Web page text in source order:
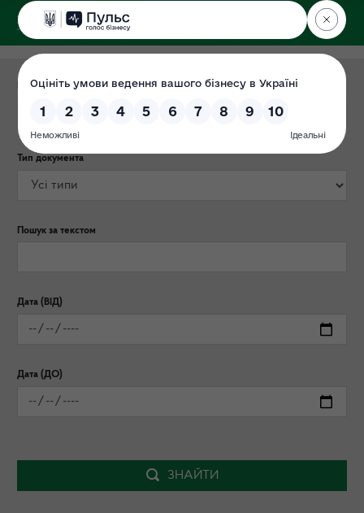
ДЕРЖЕКОІНСПЕКЦІЯ
Категорія публікації
Тип документа
Пошук за текстом
Дата (ВІД)
Дата (ДО)
ЗНАЙТИ